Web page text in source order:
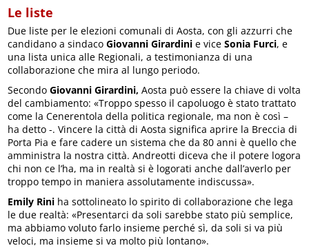
Le liste
Due liste per le elezioni comunali di Aosta, con gli azzurri che
candidano a sindacoGiovanni Girardinie viceSonia Furci, e
una lista unica alle Regionali, a testimonianza di una
collaborazione che mira al lungo periodo.
SecondoGiovanni Girardini, Aosta può essere la chiave di volta
del cambiamento: «Troppo spesso il capoluogo è stato trattato
come la Cenerentola della politica regionale, ma non è così –
ha detto -. Vincere la città di Aosta significa aprire la Breccia di
Porta Pia e fare cadere un sistema che da 80 anni è quello che
amministra la nostra città. Andreotti diceva che il potere logora
chi non ce l’ha, ma in realtà si è logorati anche dall’averlo per
troppo tempo in maniera assolutamente indiscussa».
Emily Rini ha sottolineato lo spirito di collaborazione che lega
le due realtà: «Presentarci da soli sarebbe stato più semplice,
ma abbiamo voluto farlo insieme perché sì, da soli si va più
veloci, ma insieme si va molto più lontano».